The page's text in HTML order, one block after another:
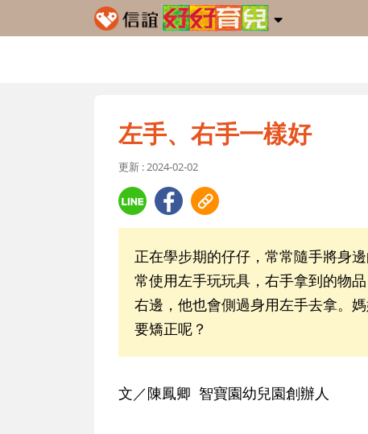
左手、右手一樣好
更新 : 2024-02-02
正在學步期的仔仔，常常隨手將身
常使用左手玩玩具，右手拿到的物
右邊，他也會側過身用左手去拿。
要矯正呢？
文／陳鳳卿 智寶園幼兒園創辦人